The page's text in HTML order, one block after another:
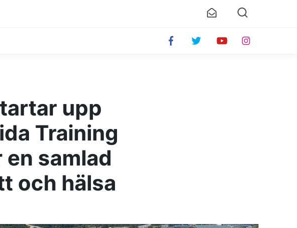
upp
Training
samlad
och hälsa